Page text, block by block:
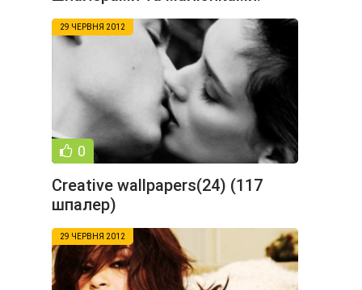
Частина 326 (57
29 ЧЕРВНЯ 2012
0
Creative wallpapers(24) (117
шпалер)
29 ЧЕРВНЯ 2012